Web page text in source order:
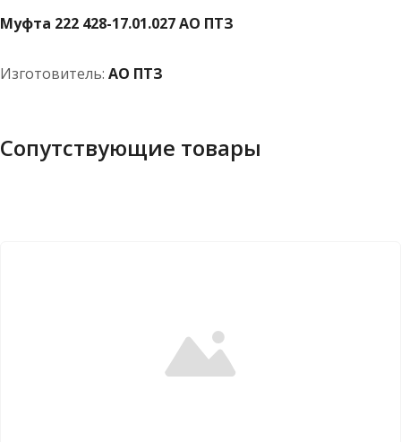
Муфта 222 428-17.01.027 АО ПТЗ
Изготовитель: АО ПТЗ
Сопутствующие товары